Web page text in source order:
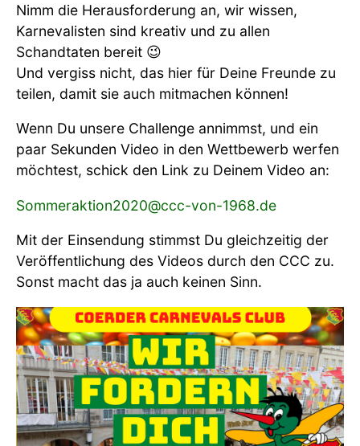
Nimm die Herausforderung an, wir wissen,
Karnevalisten sind kreativ und zu allen
Schandtaten bereit 😉
Und vergiss nicht, das hier für Deine Freunde zu
teilen, damit sie auch mitmachen können!
Wenn Du unsere Challenge annimmst, und ein
paar Sekunden Video in den Wettbewerb werfen
möchtest, schick den Link zu Deinem Video an:
Sommeraktion2020@ccc-von-1968.de
Mit der Einsendung stimmst Du gleichzeitig der
Veröffentlichung des Videos durch den CCC zu.
Sonst macht das ja auch keinen Sinn.